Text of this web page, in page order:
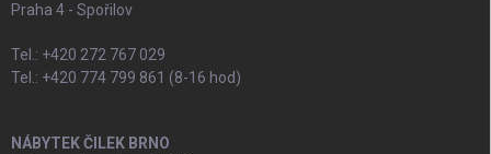
Praha 4 - Spořilov
Tel.: +420 272 767 029
Tel.: +420 774 799 861 (8-16 hod)
NÁBYTEK ČILEK BRNO